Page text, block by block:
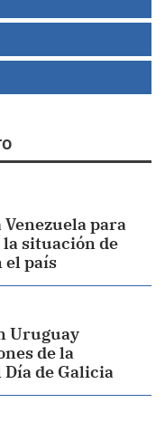
para
situación de
el país
Uruguay
de la
de Galicia